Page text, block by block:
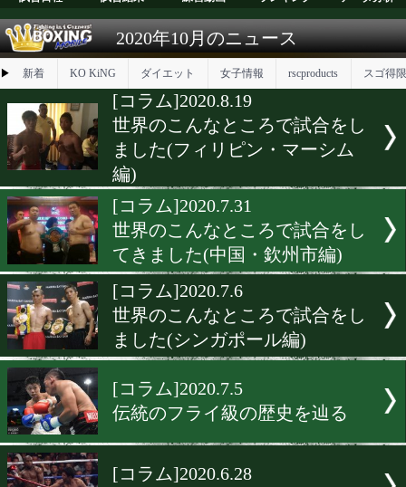
試合日程 試合結果 練習動画 ランキング
2020年10月のニュース
▶ 新着 KO KiNG ダイエット 女子情報
[コラム]2020.8.19
世界のこんなところで試合
ました(フィリピン・マー
編)
[コラム]2020.7.31
世界のこんなところで試合
てきました(中国・欽州市
[コラム]2020.7.6
世界のこんなところで試合
ました(シンガポール編)